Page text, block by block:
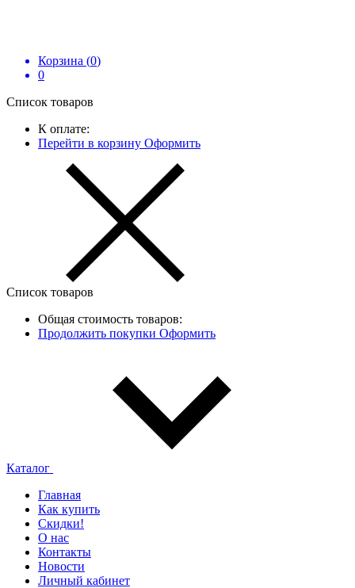
Корзина (0)
0
Список товаров
К оплате:
Перейти в корзину Оформить
Список товаров
Общая стоимость товаров:
Продолжить покупки Оформить
Каталог
Главная
Как купить
Скидки!
О нас
Контакты
Новости
Личный кабинет